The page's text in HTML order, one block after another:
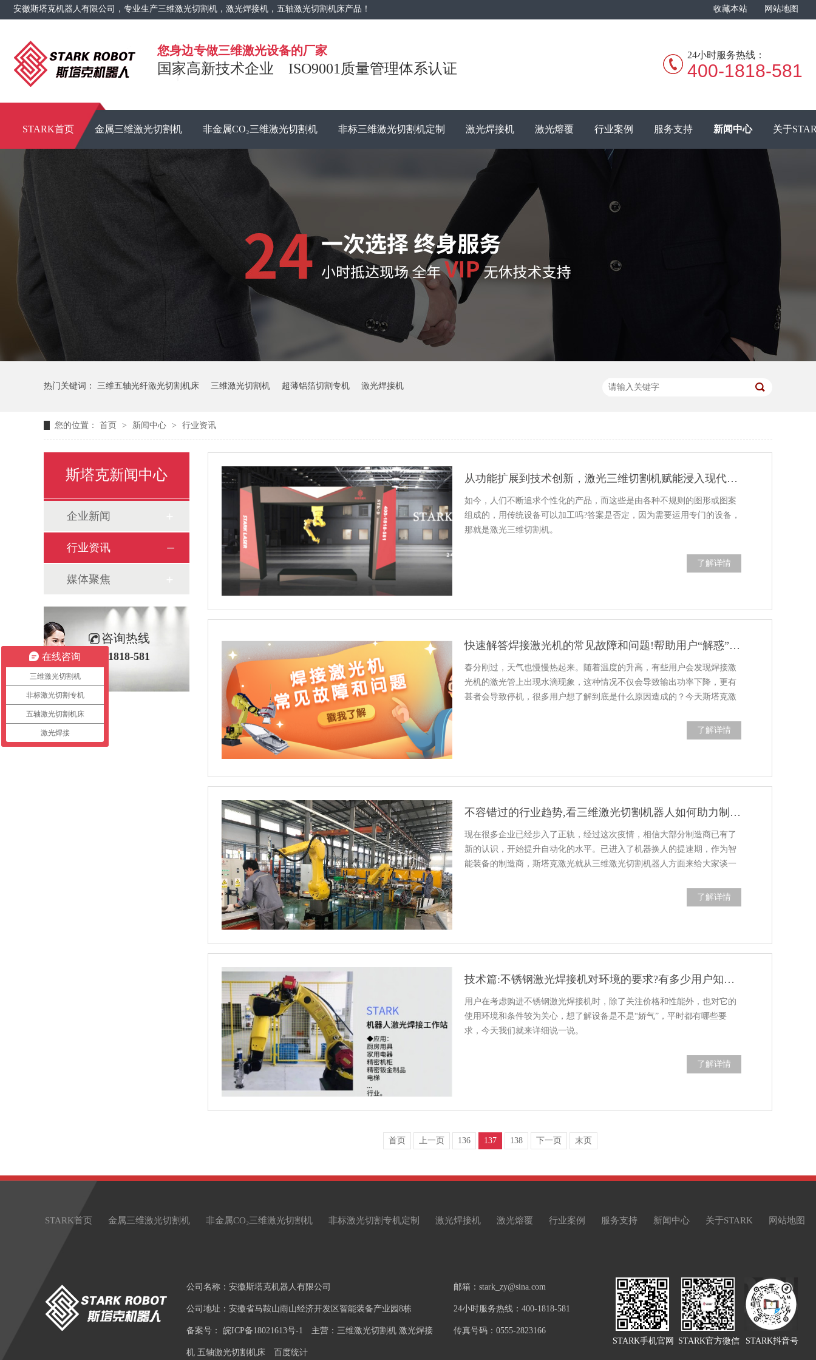
收藏本站 网站地图
安徽斯塔克机器人有限公司，专业生产三维激光切割机，激光焊接机，五轴激光切割机床产品！
您身边专做三维激光设备的厂家
国家高新技术企业 ISO9001质量管理体系认证
24小时服务热线：
400-1818-581
STARK首页 金属三维激光切割机 非金属CO₂三维激光切割机 非标三维激光切割机定制 激光焊接机 激光熔覆 行业案例 服务支持 新闻中心 关于
热门关键词： 三维五轴光纤激光切割机床 三维激光切割机 超薄铝箔切割专机 激光焊接机
您的位置： 首页 > 新闻中心 > 行业资讯
斯塔克新闻中心
企业新闻
行业资讯
媒体聚焦
咨询热线
400-1818-581
从功能扩展到技术创新，激光三维切割机赋能浸入现代制造发展
如今，人们不断追求个性化的产品，而这些是由各种不规则的图形或图案
组成的，用传统设备可以加工吗?答案是否定，因为需要运用专门的设备，
那就是激光三维切割机。
了解详情
快速解答焊接激光机的常见故障和问题!帮助用户“解惑”,看了都说好!
春分刚过，天气也慢慢热起来。随着温度的升高，有些用户会发现焊接激
光机的激光管上出现水滴现象，这种情况不仅会导致输出功率下降，更有
甚者会导致停机，很多用户想了解到底是什么原因造成的？今天斯塔克激
了解详情
不容错过的行业趋势,看三维激光切割机器人如何助力制造领域复工复产
现在很多企业已经步入了正轨，经过这次疫情，相信大部分制造商已有了
新的认识，开始提升自动化的水平。已进入了机器换人的提速期，作为智
能装备的制造商，斯塔克激光就从三维激光切割机器人方面来给大家谈一
了解详情
技术篇:不锈钢激光焊接机对环境的要求?有多少用户知道呢?建议收藏
用户在考虑购进不锈钢激光焊接机时，除了关注价格和性能外，也对它的
使用环境和条件较为关心，想了解设备是不是“娇气”，平时都有哪些要
求，今天我们就来详细说一说。
了解详情
首页 上一页 136 137 138 下一页 末页
STARK首页 金属三维激光切割机 非金属CO₂三维激光切割机 非标激光切割专机定制 激光焊接机 激光熔覆 行业案例 服务支持 新闻中心 关于STARK 网站地图
公司名称：安徽斯塔克机器人有限公司
公司地址：安徽省马鞍山雨山经济开发区智能装备产业园8栋
备案号： 皖ICP备18021613号-1 主营：三维激光切割机 激光焊接
机 五轴激光切割机床 百度统计
邮箱：stark_zy@sina.com
24小时服务热线：400-1818-581
传真号码：0555-2823166
STARK手机官网
STARK官方微信 STARK抖音号
在线咨询
三维激光切割机
非标激光切割专机
五轴激光切割机床
激光焊接